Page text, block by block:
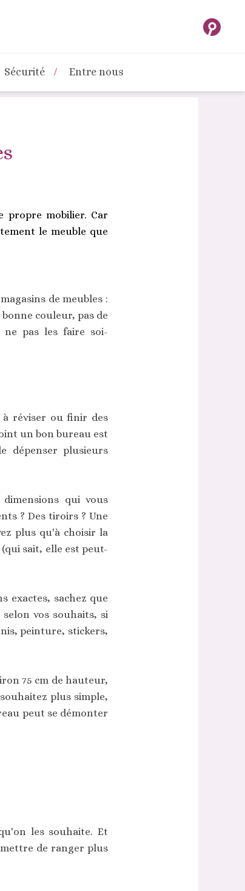
Sécurité Entre nous
propre mobilier. Car
le meuble que
de meubles :
couleur, pas de
pas les faire soi-
à réviser ou finir des
un bon bureau est
dépenser plusieurs
qui vous
? Des tiroirs ? Une
plus qu'à choisir la
sait, elle est peut-
exactes, sachez que
vos souhaits, si
peinture, stickers,
75 cm de hauteur,
plus simple,
peut se démonter
les souhaite. Et
de ranger plus